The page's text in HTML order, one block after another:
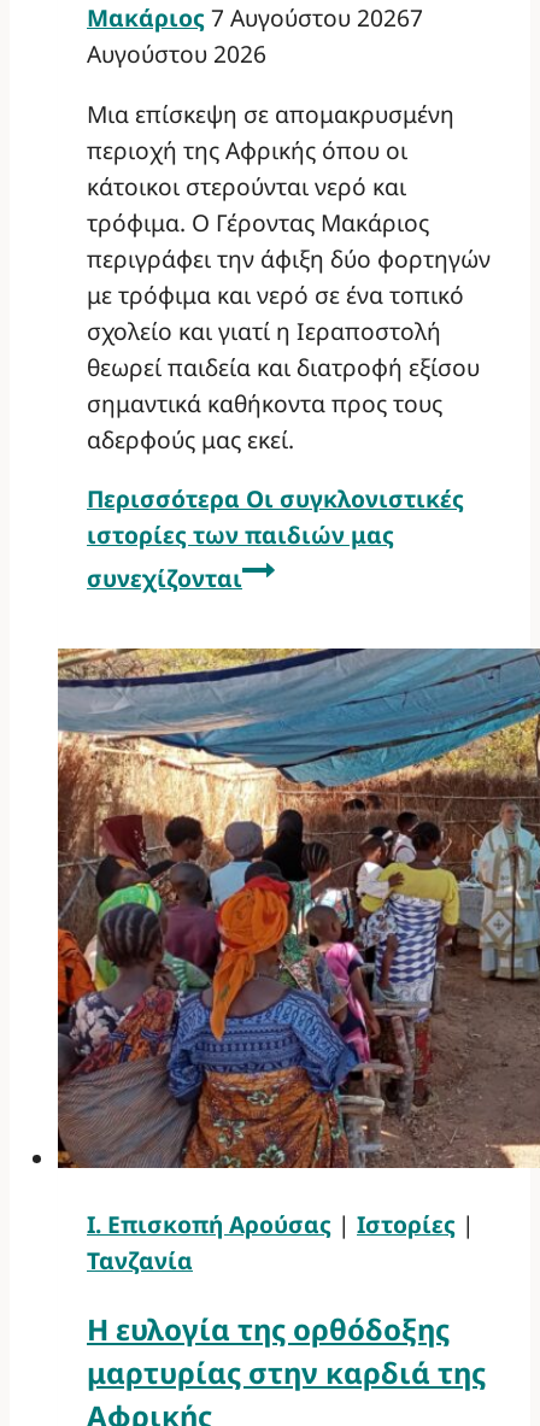
Μακάριος 7 Αυγούστου 20267
Αυγούστου 2026
Μια επίσκεψη σε απομακρυσμένη
περιοχή της Αφρικής όπου οι
κάτοικοι στερούνται νερό και
τρόφιμα. Ο Γέροντας Μακάριος
περιγράφει την άφιξη δύο φορτηγών
με τρόφιμα και νερό σε ένα τοπικό
σχολείο και γιατί η Ιεραποστολή
θεωρεί παιδεία και διατροφή εξίσου
σημαντικά καθήκοντα προς τους
αδερφούς μας εκεί.
Περισσότερα Οι συγκλονιστικές
ιστορίες των παιδιών μας
συνεχίζονται
Ι. Επισκοπή Αρούσας | Ιστορίες |
Τανζανία
Η ευλογία της ορθόδοξης
μαρτυρίας στην καρδιά της
Αφρικής